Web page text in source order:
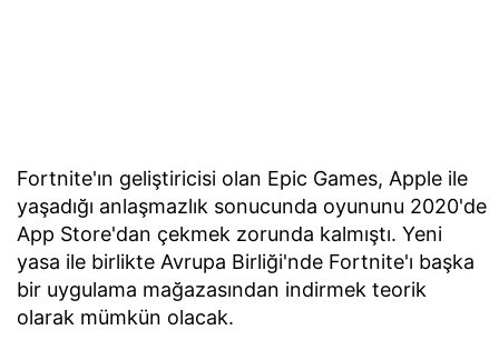
Fortnite'ın geliştiricisi olan Epic Games, Apple ile
yaşadığı anlaşmazlık sonucunda oyununu 2020'de
App Store'dan çekmek zorunda kalmıştı. Yeni
yasa ile birlikte Avrupa Birliği'nde Fortnite'ı başka
bir uygulama mağazasından indirmek teorik
olarak mümkün olacak.